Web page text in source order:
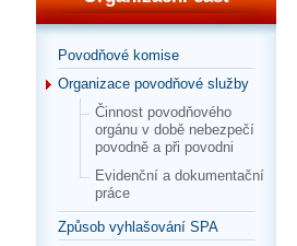
Povodňové komise
Organizace povodňové služby
Činnost povodňového
orgánu v době nebezpečí
povodně a při povodni
Evidenční a dokumentační
práce
Způsob vyhlašování SPA